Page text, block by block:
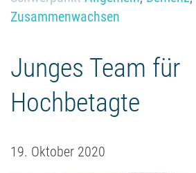
Zusammenwachsen
Junges Team für
Hochbetagte
19. Oktober 2020